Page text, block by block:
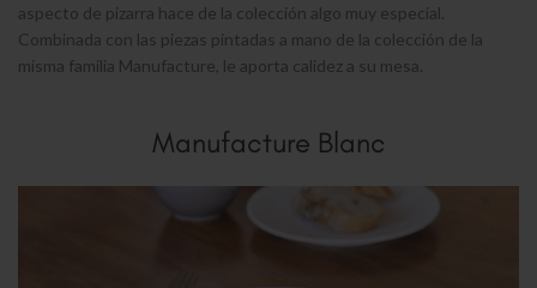
aspecto de pizarra hace de la colección algo muy especial.
Combinada con las piezas pintadas a mano de la colección de la
misma familia Manufacture, le aporta calidez a su mesa.
Manufacture Blanc